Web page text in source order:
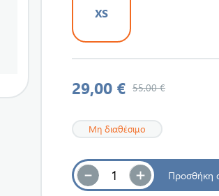
XS
29,00 € 55,00 €
Μη διαθέσιμο